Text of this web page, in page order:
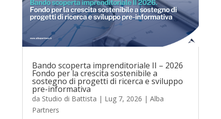
Bando scoperta imprenditoriale II – 2026
Fondo per la crescita sostenibile a
sostegno di progetti di ricerca e sviluppo
pre-informativa
da Studio di Battista | Lug 7, 2026 | Alba
Partners